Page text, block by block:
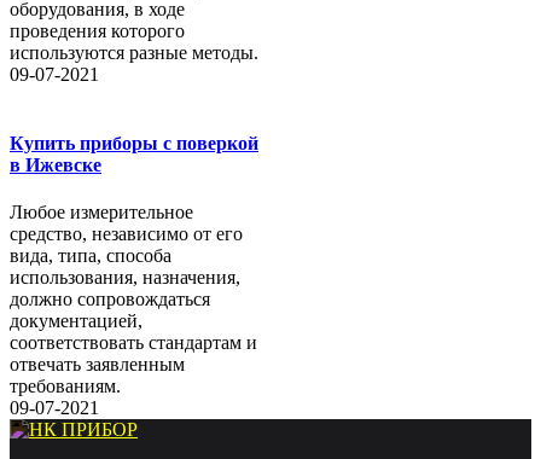
оборудования, в ходе
проведения которого
используются разные методы.
09-07-2021
Купить приборы с поверкой
в Ижевске
Любое измерительное
средство, независимо от его
вида, типа, способа
использования, назначения,
должно сопровождаться
документацией,
соответствовать стандартам и
отвечать заявленным
требованиям.
09-07-2021